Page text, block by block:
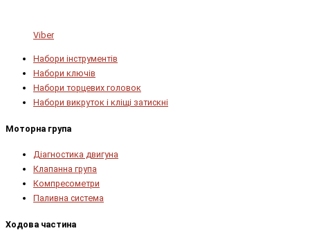
Viber
Набори інструментів
Набори ключів
Набори торцевих головок
Набори викруток і кліщі затискні
Моторна група
Діагностика двигуна
Клапанна група
Компресометри
Паливна система
Ходова частина